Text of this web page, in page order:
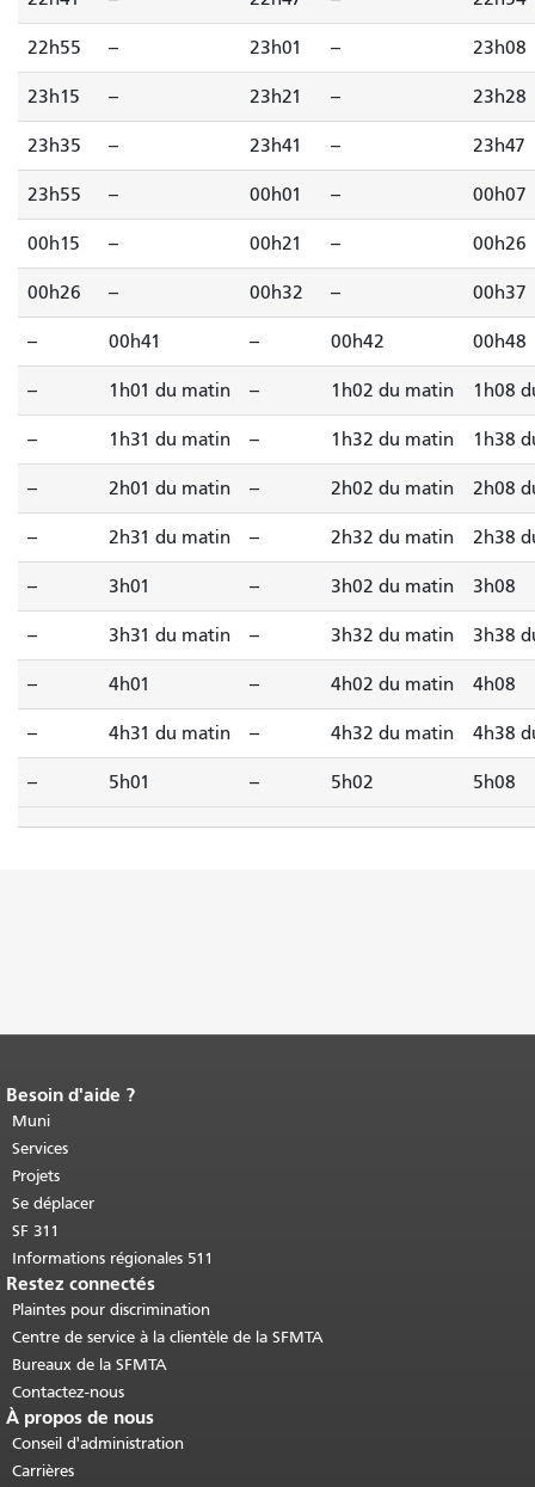
22h55 -- 23h01 -- 23h08
23h15 -- 23h21 -- 23h28
23h35 -- 23h41 -- 23h47
23h55 -- 00h01 -- 00h07
00h15 -- 00h21 -- 00h26
00h26 -- 00h32 -- 00h37
-- 00h41 -- 00h42 00h48
-- 1h01 du matin -- 1h02 du matin 1h08
-- 1h31 du matin -- 1h32 du matin 1h38
-- 2h01 du matin -- 2h02 du matin 2h08
-- 2h31 du matin -- 2h32 du matin 2h38
-- 3h01 -- 3h02 du matin 3h08
-- 3h31 du matin -- 3h32 du matin 3h38
-- 4h01 -- 4h02 du matin 4h08
-- 4h31 du matin -- 4h32 du matin 4h38
-- 5h01 -- 5h02 5h08
Fin du contenu de la page.
cette page se répète sur chaque page.
Retour au haut du contenu principal
Besoin d'aide ?
Muni
Services
Projets
Se déplacer
SF 311
Informations régionales 511
Restez connectés
Plaintes pour discrimination
Centre de service à la clientèle de la SFMTA
Bureaux de la SFMTA
Contactez-nous
À propos de nous
Conseil d'administration
Carrières